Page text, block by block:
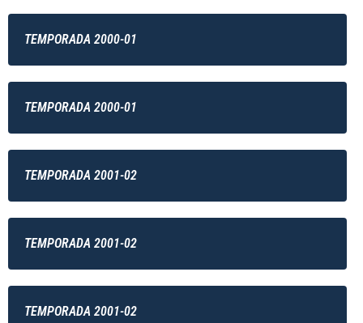
TEMPORADA 2000-01
TEMPORADA 2000-01
TEMPORADA 2001-02
TEMPORADA 2001-02
TEMPORADA 2001-02